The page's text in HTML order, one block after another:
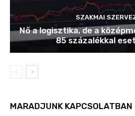
SZAKMAI
Nő a logisztika, de a
85 százalékkal
MARADJUNK KAPCSOLATBAN